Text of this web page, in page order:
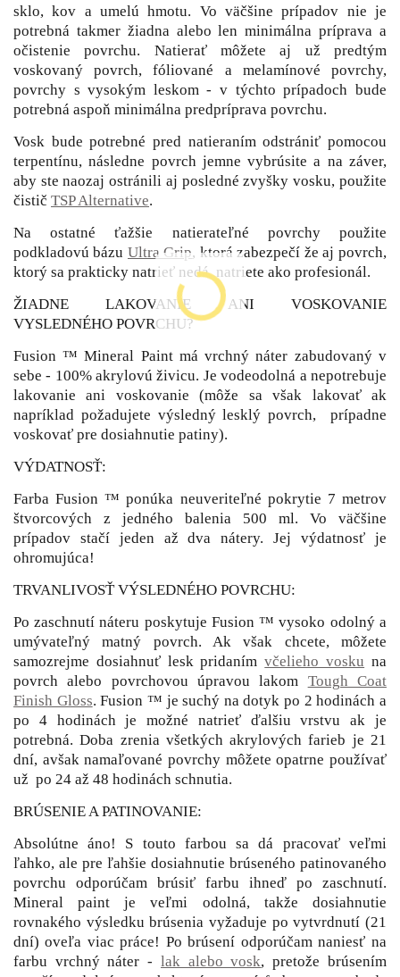
sklo, kov a umelú hmotu. Vo väčšine prípadov nie je
potrebná takmer žiadna alebo len minimálna príprava a
očistenie povrchu. Natierať môžete aj už predtým
voskovaný povrch, fóliované a melamínové povrchy,
povrchy s vysokým leskom - v týchto prípadoch bude
potrebná aspoň minimálna predpríprava povrchu.
Vosk bude potrebné pred natieraním odstrániť pomocou
terpentínu, následne povrch jemne vybrúsite a na záver,
aby ste naozaj ostránili aj posledné zvyšky vosku, použite
čistič TSP Alternative.
Na ostatné ťažšie natierateľné povrchy použite
podkladovú bázu Ultra Grip, ktorá zabezpečí že aj povrch,
ktorý sa prakticky natrieť nedá, natriete ako profesionál.
ŽIADNE LAKOVANIE ANI VOSKOVANIE
VYSLEDNÉHO POVRCHU?
Fusion ™ Mineral Paint má vrchný náter zabudovaný v
sebe - 100% akrylovú živicu. Je vodeodolná a nepotrebuje
lakovanie ani voskovanie (môže sa však lakovať ak
napríklad požadujete výsledný lesklý povrch, prípadne
voskovať pre dosiahnutie patiny).
VÝDATNOSŤ:
Farba Fusion ™ ponúka neuveriteľné pokrytie 7 metrov
štvorcových z jedného balenia 500 ml. Vo väčšine
prípadov stačí jeden až dva nátery. Jej výdatnosť je
ohromujúca!
TRVANLIVOSŤ VÝSLEDNÉHO POVRCHU:
Po zaschnutí náteru poskytuje Fusion ™ vysoko odolný a
umývateľný matný povrch. Ak však chcete, môžete
samozrejme dosiahnuť lesk pridanímvčelieho vosku na
povrch alebo povrchovou úpravou lakom Tough Coat
Finish Gloss. Fusion ™ je suchý na dotyk po 2 hodinách a
po 4 hodinách je možné natrieť ďalšiu vrstvu ak je
potrebná. Doba zrenia všetkých akrylových farieb je 21
dní, avšak namaľované povrchy môžete opatrne používať
už po 24 až 48 hodinách schnutia.
BRÚSENIE A PATINOVANIE:
Absolútne áno! S touto farbou sa dá pracovať veľmi
ľahko, ale pre ľahšie dosiahnutie brúseného patinovaného
povrchu odporúčam brúsiť farbu ihneď po zaschnutí.
Mineral paint je veľmi odolná, takže dosiahnutie
rovnakého výsledku brúsenia vyžaduje po vytvrdnutí (21
dní) oveľa viac práce! Po brúsení odporúčam naniesť na
farbu vrchný náter - lak alebo vosk, pretože brúsením